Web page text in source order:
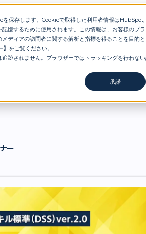
保存します。Cookieで取得した利用者情報は
憶するために使用されます。この情報は、お客様のブラ
ディアの訪問者に関する解析と指標を得ることを目的と
】 をご覧ください。
跡されません。ブラウザーではトラッキングを行わな
承諾
サービス在籍コンサルタント導入事例 ブログ
c7655242/public_html/
ー